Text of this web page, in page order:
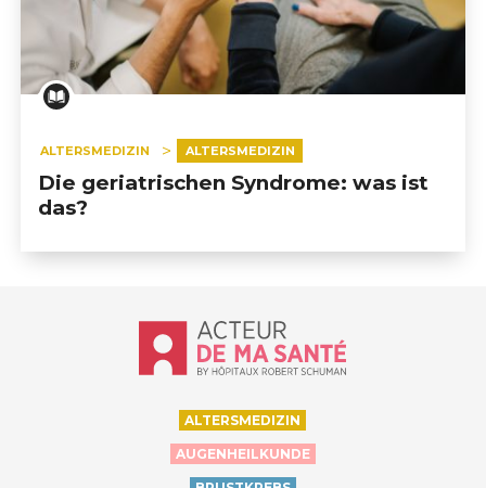
ALTERSMEDIZIN ALTERSMEDIZIN
Die geriatrischen Syndrome: was ist
das?
Accueil - Acteur de ma santé, by
ALTERSMEDIZIN
AUGENHEILKUNDE